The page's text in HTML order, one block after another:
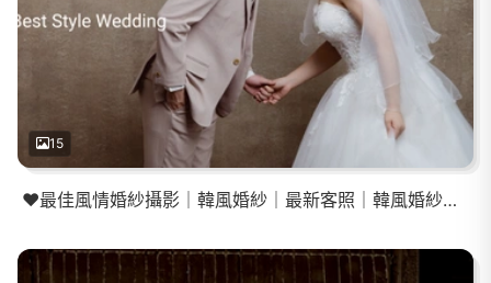
15
❤️最佳風情婚紗攝影｜韓風婚紗｜最新客照｜韓風婚紗照｜韓風內景婚紗